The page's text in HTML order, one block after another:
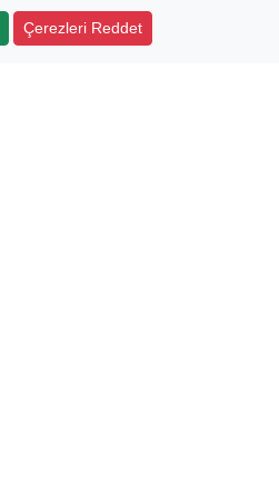
Çerezleri Reddet